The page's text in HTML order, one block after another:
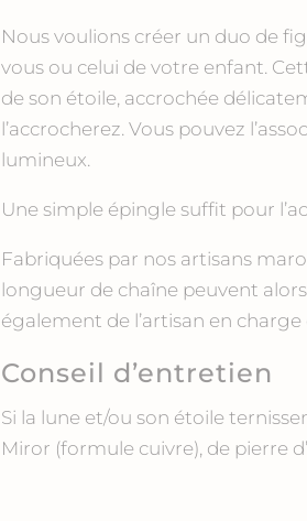
Nous voulions créer un duo de
vous ou celui de votre enfant.
de son étoile, accrochée
l’accrocherez. Vous pouvez
lumineux.
Une simple épingle suffit pour
Fabriquées par nos artisans
longueur de chaîne peuvent
également de l’artisan en
Conseil d’entretien
Si la lune et/ou son étoile
Miror (formule cuivre), de pierre